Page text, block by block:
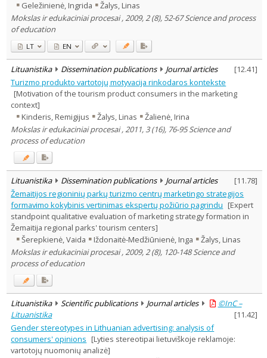
Geležinienė, Ingrida
Žalys, Linas
Mokslas ir edukaciniai procesai , 2009, 2 (8), 52-67 Science and process
of education
LT EN
Lituanistika Dissemination publications Journal articles [12.41]
Turizmo produkto vartotojų motyvacija rinkodaros kontekste
[Motivation of the tourism product consumers in the marketing
context]
Kinderis, Remigijus
Žalys, Linas
Žalienė, Irina
Mokslas ir edukaciniai procesai , 2011, 3 (16), 76-95 Science and
process of education
Lituanistika Dissemination publications Journal articles [11.78]
Žemaitijos regioninių parkų turizmo centrų marketingo strategijos
formavimo kokybinis vertinimas ekspertų požiūrio pagrindu [Expert
standpoint qualitative evaluation of marketing strategy formation in
Žemaitija regional parks' tourism centers]
Šerepkienė, Vaida
Iždonaitė-Medžiūnienė, Inga
Žalys, Linas
Mokslas ir edukaciniai procesai , 2009, 2 (8), 120-148 Science and
process of education
Lituanistika Scientific publications Journal articles
©InC –
Lituanistika
[11.42]
Gender stereotypes in Lithuanian advertising: analysis of
consumers' opinions [Lyties stereotipai lietuviškoje reklamoje:
vartotojų nuomonių analizė]